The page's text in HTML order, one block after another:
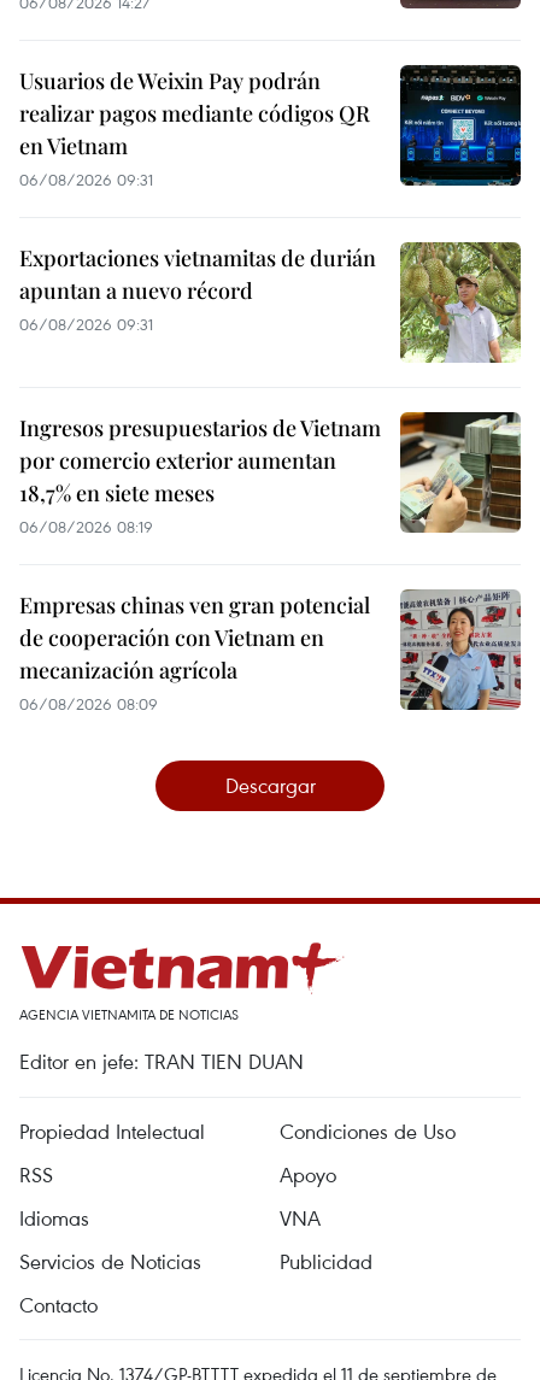
Usuarios de Weixin Pay podrán
realizar pagos mediante códigos QR
en Vietnam
06/08/2026 09:31
Exportaciones vietnamitas de durián
apuntan a nuevo récord
06/08/2026 09:31
Ingresos presupuestarios de Vietnam
por comercio exterior aumentan
18,7% en siete meses
06/08/2026 08:19
Empresas chinas ven gran potencial
de cooperación con Vietnam en
mecanización agrícola
06/08/2026 08:09
Descargar
AGENCIA VIETNAMITA DE NOTICIAS
Editor en jefe: TRAN TIEN DUAN
Propiedad Intelectual
Condiciones de Uso
RSS
Apoyo
Idiomas
VNA
Servicios de Noticias
Publicidad
Contacto
Licencia No. 1374/GP-BTTTT expedida el 11 de septiembre de